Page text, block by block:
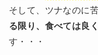
そして、ツナなのに
る限り、食べては良
す・・・